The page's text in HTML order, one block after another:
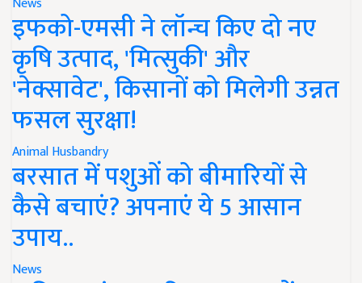
इफको-एमसी ने लॉन्च किए दो नए
कृषि उत्पाद, 'मित्सुकी' और
'नेक्सावेट', किसानों को मिलेगी उन्नत
फसल सुरक्षा!
Animal Husbandry
बरसात में पशुओं को बीमारियों से
कैसे बचाएं? अपनाएं ये 5 आसान
उपाय..
News